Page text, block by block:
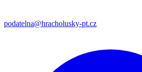
podatelna@hracholusky-pt.cz